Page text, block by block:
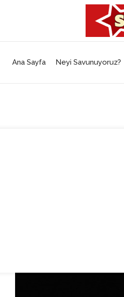
Ana Sayfa Neyi Savunuyoruz?